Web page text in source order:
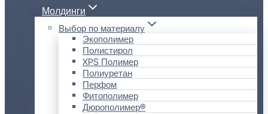
Молдинги
Выбор по материалу
Экополимер
Полистирол
XPS Полимер
Полиуретан
Перфом
Фитополимер
Дюрополимер®